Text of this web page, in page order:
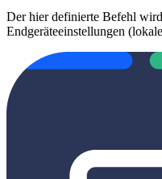
Der hier definierte Befehl
Endgeräteeinstellungen